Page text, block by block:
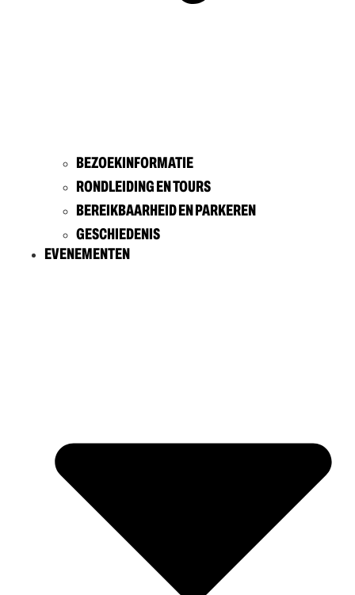
BEZOEKINFORMATIE
RONDLEIDING EN TOURS
BEREIKBAARHEID EN PARKEREN
GESCHIEDENIS
EVENEMENTEN